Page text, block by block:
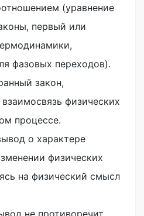
(уравнение
первый или
фазовых переходов).
закон,
физических
процессе.
о характере
физических
на физический смысл
не противоречит